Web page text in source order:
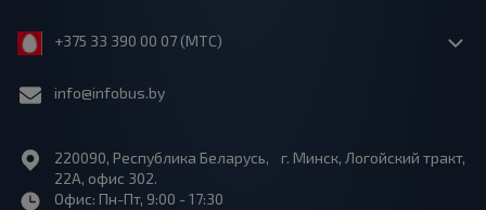
+375 33 390 00 07 (МТС)
info@infobus.by
220090, Республика Беларусь, г. Минск, Логойский тракт,
22А, офис 302.
Офис: Пн-Пт, 9:00 - 17:30